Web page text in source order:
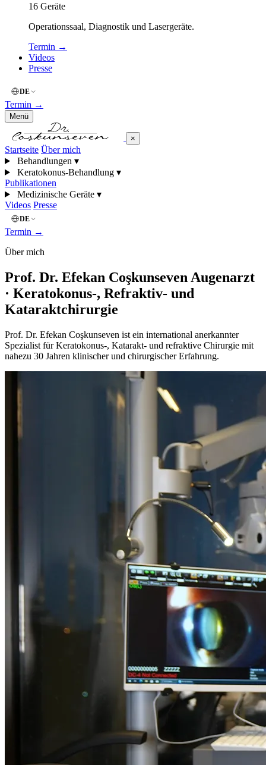
16 Geräte
Operationssaal, Diagnostik und Lasergeräte.
Termin →
Videos
Presse
DE
Termin →
Menü
×
Startseite Über mich
Behandlungen ▾
Keratokonus-Behandlung ▾
Publikationen
Medizinische Geräte ▾
Videos Presse
DE
Termin →
Über mich
Prof. Dr. Efekan Coşkunseven Augenarzt
· Keratokonus-, Refraktiv- und
Kataraktchirurgie
Prof. Dr. Efekan Coşkunseven ist ein international anerkannter
Spezialist für Keratokonus-, Katarakt- und refraktive Chirurgie mit
nahezu 30 Jahren klinischer und chirurgischer Erfahrung.